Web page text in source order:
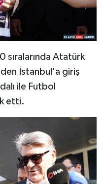
sıralarında Atatürk
İstanbul'a giriş
ile Futbol
etti.